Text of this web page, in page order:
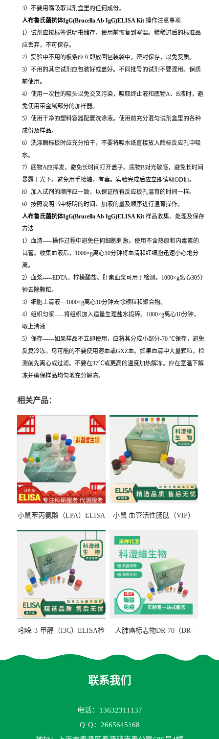
3）不要用嘴吸取试剂盒里的任何成份。
人布鲁氏菌抗体IgG(Brucella Ab IgG)ELISA Kit 操作注意事项
1）试剂应按标签说明书储存，使用前恢复到室温。稀稀过后的标准品
应丢弃，不可保存。
2）实验中不用的板条应立即放回包装袋中，密封保存，以免变质。
3）不用的其它试剂应包装好或盖好。不同批号的试剂不要混用。保质
前使用。
4）使用一次性的吸头以免交叉污染，吸取终止液和底物A、B液时，避
免使用带金属部分的加样器。
5）使用干净的塑料容器配置洗涤液。使用前充分混匀试剂盒里的各种
成份及样品。
6）洗涤酶标板时应充分拍干，不要将吸水纸直接放入酶标反应孔中吸
水。
7）底物A应挥发，避免长时间打开盖子。底物B对光敏感，避免长时间
暴露于光下。避免用手接触，有毒。实验完成后应立即读取OD值。
8）加入试剂的顺序应一致，以保证所有反应板孔温育的时间一样。
9）按照说明书中标明的时间、加液的量及顺序进行温育操作。
人布鲁氏菌抗体IgG(Brucella Ab IgG)ELISA Kit 样品收集、处理及保存
方法
1）血清-----操作过程中避免任何细胞刺激。使用不含热原和内毒素的
试管。收集血液后，1000×g离心10分钟将血清和红细胞迅速小心地分
离。
2）血浆-----EDTA、柠檬酸盐、肝素血浆可用于检测。1000×g离心30分
钟去除颗粒。
3）细胞上清液---1000×g离心10分钟去除颗粒和聚合物。
4）组织匀浆-----将组织加入适量生理盐水捣碎。1000×g离心10分钟，
取上清液
5）保存------如果样品不立即使用，应将其分成小部分-70 ℃保存，避免
反复冷冻。尽可能的不要使用溶血或GXZ血。如果血清中大量颗粒，检
测前先离心或过滤。不要在37℃或更高的温度加热解冻。应在室温下解
冻并确保样品均匀地充分解冻。
相关产品：
小鼠苯丙氨酸（LPA）ELISA
小鼠 血管活性肠肽（VIP）
吲哚-3-甲醇（I3C）ELISA检
人肺癌标志物DR-70（DR-
联系我们
电话：13632311137
Q Q：2665645168